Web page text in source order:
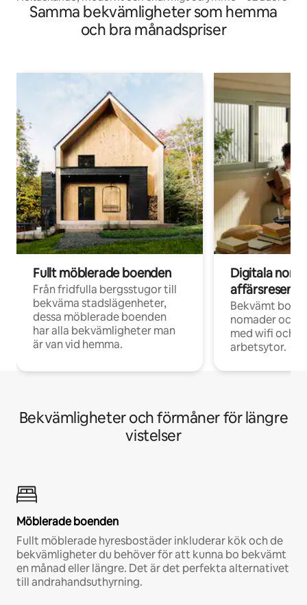
Samma bekvämligheter som hemma
och bra månadspriser
Fullt möblerade boenden
Från fridfulla bergsstugor till
bekväma stadslägenheter,
dessa möblerade boenden
har alla bekvämligheter man
är van vid hemma.
Digitala
Bekvämt
nomader och
med wifi och
arbetsytor.
Bekvämligheter och förmåner för längre
vistelser
Möblerade boenden
Fullt möblerade hyresbostäder inkluderar kök och de
bekvämligheter du behöver för att kunna bo bekvämt
en månad eller längre. Det är det perfekta alternativet
till andrahandsuthyrning.